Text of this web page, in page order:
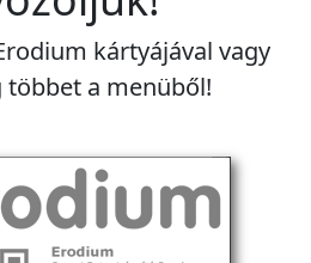
kártyájával vagy
a menüből!